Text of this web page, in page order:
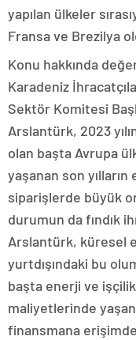
yapılan ülkeler
Fransa ve Brezilya
Konu hakkında
Karadeniz
Sektör Komitesi
Arslantürk, 2023
olan başta Avrupa
yaşanan son
siparişlerde büyük
durumun da fındık
Arslantürk, küresel
yurtdışındaki bu
başta enerji ve
maliyetlerinde
finansmana